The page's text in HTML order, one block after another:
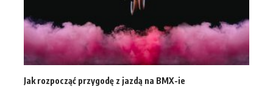
Jak rozpocząć przygodę z jazdą na BMX-ie